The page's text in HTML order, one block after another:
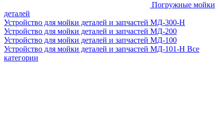
Погружные мойки
деталей
Устройство для мойки деталей и запчастей МД-300-H
Устройство для мойки деталей и запчастей МД-200
Устройство для мойки деталей и запчастей МД-100
Устройство для мойки деталей и запчастей МД-101-Н Все
категории